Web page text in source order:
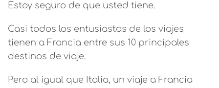
Estoy seguro de que usted tiene.
Casi todos los entusiastas de los viajes
tienen a Francia entre sus 10 principales
destinos de viaje.
Pero al igual que Italia, un viaje a Francia